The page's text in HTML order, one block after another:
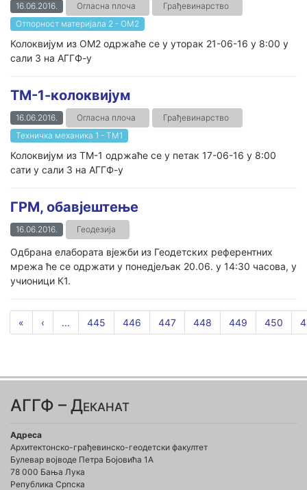
16.06.2016. Огласна плоча
Грађевинарство
Отпорност материјала 2 - ОМ2
Колоквијум из ОМ2 одржаће се у уторак 21-06-16 у 8:00 у
сали 3 на АГГФ-у
ТМ-1-колоквијум
16.06.2016. Огласна плоча
Грађевинарство
Техничка механика 1 - ТМ1
Колоквијум из ТМ-1 одржаће се у петак 17-06-16 у 8:00
сати у сали 3 на АГГФ-у
ГРМ, обавјештење
16.06.2016. Геодезија
Одбрана елабората вјежби из Геодетских референтних
мрежа ће се одржати у понедјељак 20.06. у 14:30 часова, у
учионици К1.
« ‹ ... 445 446 447 448 449 450
АГГФ – Деканат
Адреса
Архитектонско-грађевинско-геодетски факултет
Булевар војводе Петра Бојовића 1A
78 000 Бања Лука
Република Српска